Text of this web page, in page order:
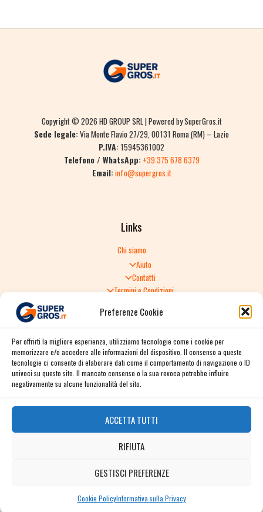
Preferenze Cookie
Per offrirti la migliore esperienza, utilizziamo tecnologie come i cookie per
memorizzare e/o accedere alle informazioni del dispositivo. Il consenso a queste
tecnologie ci consente di elaborare dati come il comportamento di navigazione o ID
univoci su questo sito. Il mancato consenso o la sua revoca potrebbe influire
negativamente su alcune funzionalità del sito.
ACCETTA TUTTI
RIFIUTA
GESTISCI PREFERENZE
Cookie PolicyInformativa sulla Privacy
Copyright © 2026 HD GROUP SRL | Powered by SuperGros.it
Sede legale:Via Monte Flavio 27/29, 00131 Roma (RM) – Lazio
P.IVA:15945361002
Telefono / WhatsApp: +39 375 678 6379
Email:info@supergros.it
Links
Chi siamo
Aiuto
Contatti
Termini e Condizioni
Politica di Reso
Spedizione e consegna
Informativa sulla Privacy
Cookie Policy
Facebook
Instagram
Twitter / X